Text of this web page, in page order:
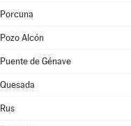
Porcuna
Pozo Alcón
Puente de Génave
Quesada
Rus